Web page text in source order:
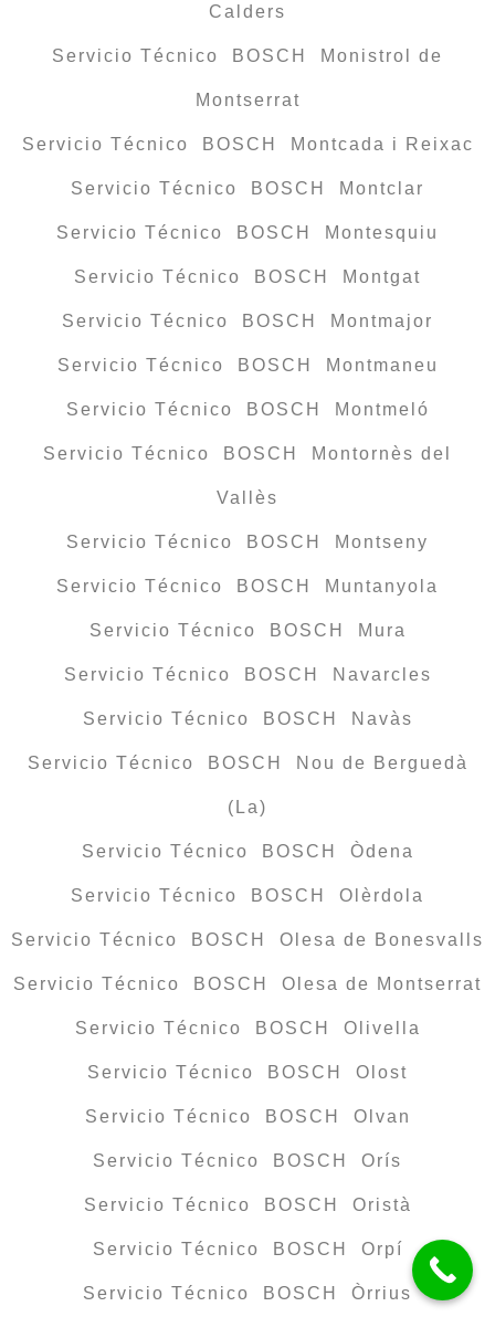
Calders
Servicio Técnico BOSCH Monistrol de
Montserrat
Servicio Técnico BOSCH Montcada i Reixac
Servicio Técnico BOSCH Montclar
Servicio Técnico BOSCH Montesquiu
Servicio Técnico BOSCH Montgat
Servicio Técnico BOSCH Montmajor
Servicio Técnico BOSCH Montmaneu
Servicio Técnico BOSCH Montmeló
Servicio Técnico BOSCH Montornès del
Vallès
Servicio Técnico BOSCH Montseny
Servicio Técnico BOSCH Muntanyola
Servicio Técnico BOSCH Mura
Servicio Técnico BOSCH Navarcles
Servicio Técnico BOSCH Navàs
Servicio Técnico BOSCH Nou de Berguedà
(La)
Servicio Técnico BOSCH Òdena
Servicio Técnico BOSCH Olèrdola
Servicio Técnico BOSCH Olesa de Bonesvalls
Servicio Técnico BOSCH Olesa de Montserrat
Servicio Técnico BOSCH Olivella
Servicio Técnico BOSCH Olost
Servicio Técnico BOSCH Olvan
Servicio Técnico BOSCH Orís
Servicio Técnico BOSCH Oristà
Servicio Técnico BOSCH Orpí
Servicio Técnico BOSCH Òrrius